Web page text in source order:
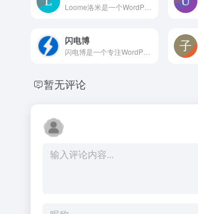
闪电博
暂无评论